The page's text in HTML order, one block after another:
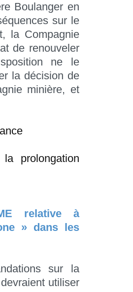
Boulanger en
sur le
la Compagnie
de renouveler
ne le
la décision de
minière, et
prolongation
relative à
» dans les
sur la
utiliser